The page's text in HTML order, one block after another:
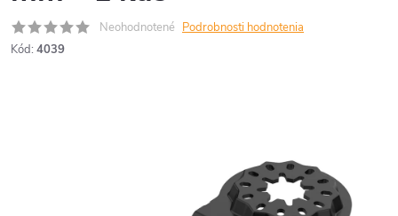
Neohodnotené Podrobnosti hodnotenia
Kód: 4039